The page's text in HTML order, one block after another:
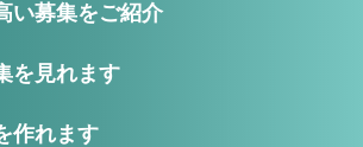
い募集をご紹介
を見れます
作れます